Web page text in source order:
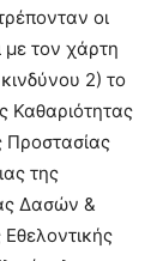
οι
τον χάρτη
2) το
Καθαριότητας
Προστασίας
της
Δασών &